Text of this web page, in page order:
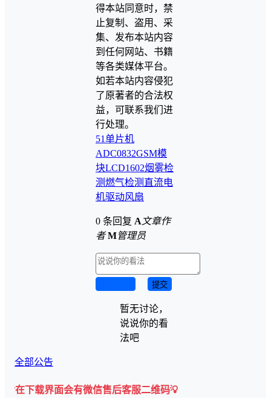
得本站同意时，禁
止复制、盗用、采
集、发布本站内容
到任何网站、书籍
等各类媒体平台。
如若本站内容侵犯
了原著者的合法权
益，可联系我们进
行处理。
51单片机
ADC0832GSM模
块LCD1602烟雾检
测燃气检测 直流电
机驱动风扇
0 条回复 A 文章作
者 M管理员
提交
暂无讨论，
说说你的看
法吧
全部公告
界面会有微信售后客服二维码💡